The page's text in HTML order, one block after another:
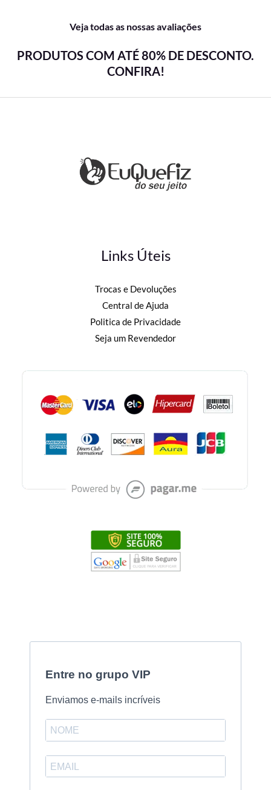
Veja todas as nossas avaliações
PRODUTOS COM ATÉ 80% DE DESCONTO.
CONFIRA!
Links Úteis
Trocas e Devoluções
Central de Ajuda
Politica de Privacidade
Seja um Revendedor
Entre no grupo VIP
Enviamos e-mails incríveis